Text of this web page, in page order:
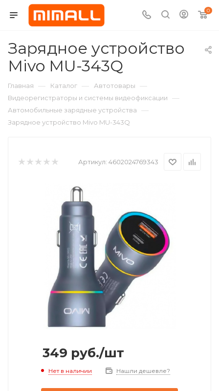
0
Зарядное устройство
Mivo MU-343Q
Главная — Каталог — Автотовары —
Видеорегистраторы и системы видеофиксации —
Автомобильные зарядные устройства —
Зарядное устройство Mivo MU-343Q
Артикул: 4602024769343
349 руб./шт
Нет в наличии Нашли дешевле?